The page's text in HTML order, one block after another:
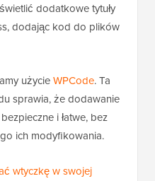
dodatkowe tytuły
dodając kod do plików
użycieWPCode. Ta
sprawia, że dodawanie
i łatwe, bez
ich modyfikowania.
wtyczkę w swojej